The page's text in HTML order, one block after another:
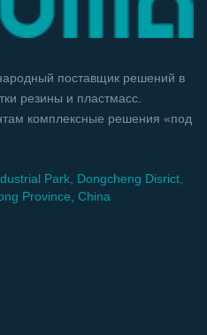
поставщик решений в
резины и пластмасс.
комплексные решения «под
Park, Dongcheng Disrict,
Province, China